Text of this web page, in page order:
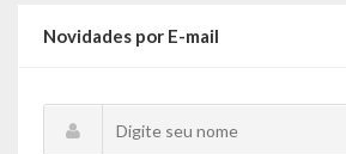
Novidades por E-mail